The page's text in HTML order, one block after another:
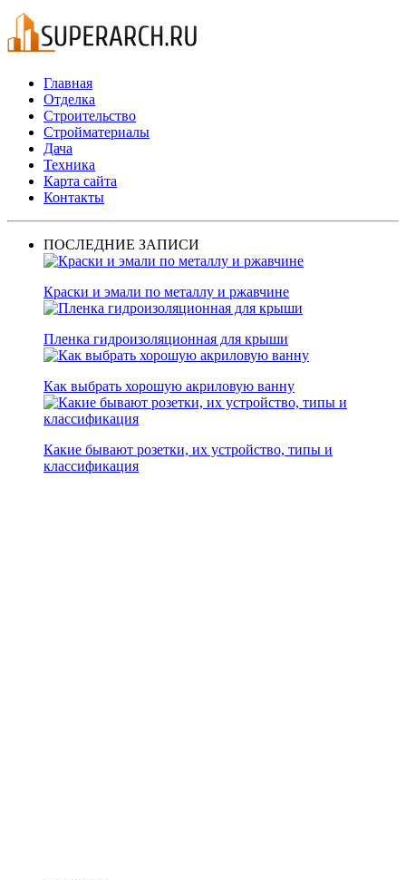
Главная
Отделка
Строительство
Стройматериалы
Дача
Техника
Карта сайта
Контакты
ПОСЛЕДНИЕ ЗАПИСИ
Краски и эмали по металлу и ржавчине
Пленка гидроизоляционная для крыши
Как выбрать хорошую акриловую ванну
Какие бывают розетки, их устройство, типы и
классификация